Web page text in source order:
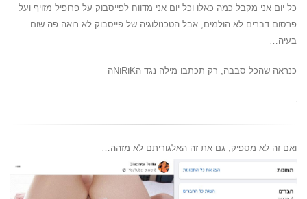
כל יום אני מקבל כמה כאלו וכל יום אני מדווח לפייסבוק על פרופיל מזויף ועל
פרסום דברים לא הולמים, אבל הטכנולוגיה של פייסבוק לא רואה פה שום
בעיה…
כנראה שהכל סבבה, רק תכתבו מילה נגד הKוRוNה
ואם זה לא מספיק, גם את זה האלגוריתם לא מזהה…